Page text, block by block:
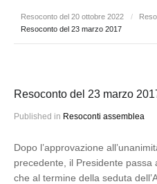
Resoconto del 20 ottobre 2022 /
Resoconto del 23 marzo 2017
Resoconto del 23 marzo
Published in Resoconti assemblea
Dopo l’approvazione
precedente, il Presidente
che al termine della seduta